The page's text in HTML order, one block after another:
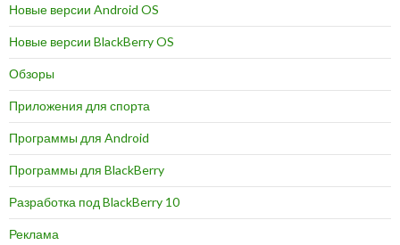
Новые версии Android OS
Новые версии BlackBerry OS
Обзоры
Приложения для спорта
Программы для Android
Программы для BlackBerry
Разработка под BlackBerry 10
Реклама